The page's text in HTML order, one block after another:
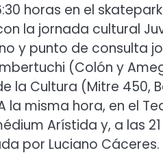
horas en el
la jornada cultural
y punto de consulta
(Colón y
la Cultura (Mitre 450,
misma hora, en el
Arístida y, a las
por Luciano Cáceres.